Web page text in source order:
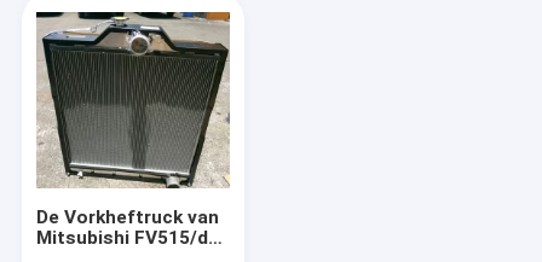
De Vorkheftruck van
Mitsubishi FV515/de